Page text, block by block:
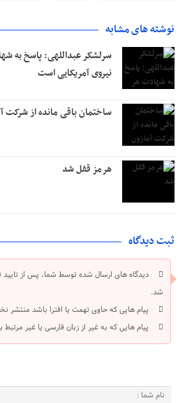
نوشته های مشابه
سرلشکر عبداللهی: پاسخ به
نیروی آمریکایی است
ساختمان باقی مانده از شرکت
هرمز قفل شد
ثبت دیدگاه
دیدگاه های ارسال شده توسط شما، پس از
شد.
پیام هایی که حاوی تهمت یا افترا باشد منتشر
پیام هایی که به غیر از زبان فارسی یا غیر